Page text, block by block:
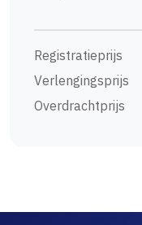
Registratieprijs
Verlengingsprijs
Overdrachtprijs